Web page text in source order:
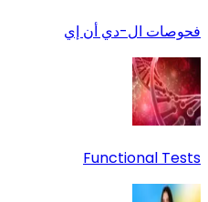
فحوصات ال-دي أن إي
Functional Tests